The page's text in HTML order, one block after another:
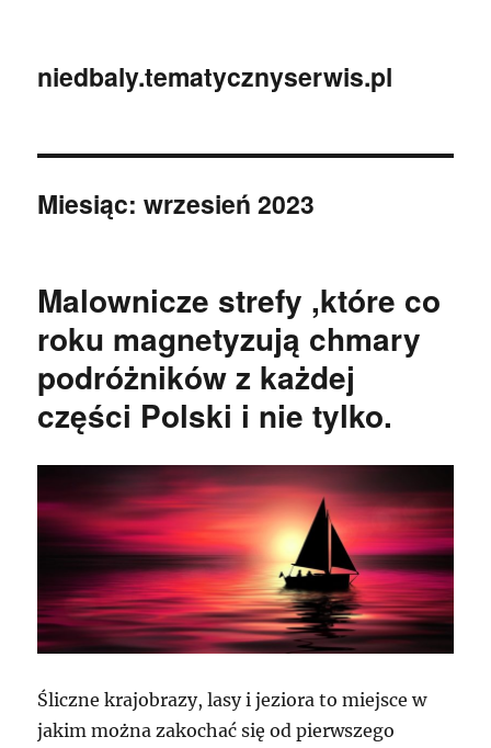
niedbaly.tematycznyserwis.pl
Miesiąc:wrzesień 2023
Malownicze strefy ,które co
roku magnetyzują chmary
podróżników z każdej
części Polski i nie tylko.
Śliczne krajobrazy, lasy i jeziora to miejsce w
jakim można zakochać się od pierwszego